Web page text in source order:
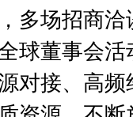
场招商洽
球董事会
对接、高